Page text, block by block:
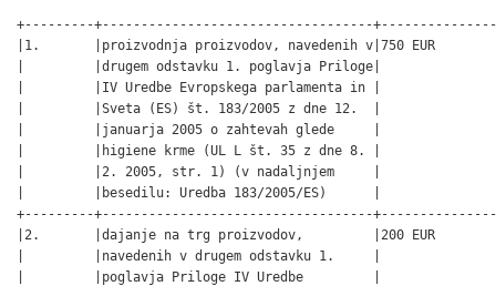
+---------+-----------------------------------
|1.       |proizvodnja proizvodov, navedenih v|750 EUR
|         |drugem odstavku 1. poglavja Priloge|
|         |IV Uredbe Evropskega parlamenta in |
|         |Sveta (ES) št. 183/2005 z dne 12.  |
|         |januarja 2005 o zahtevah glede     |
|         |higiene krme (UL L št. 35 z dne 8. |
|         |2. 2005, str. 1) (v nadaljnjem     |
|         |besedilu: Uredba 183/2005/ES)      |
+---------+-----------------------------------
|2.       |dajanje na trg proizvodov,         |200 EUR
|         |navedenih v drugem odstavku 1.     |
|         |poglavja Priloge IV Uredbe         |